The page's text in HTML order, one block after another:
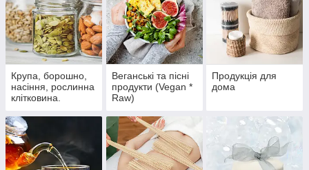
Крупа, борошно,
насіння, рослинна
клітковина.
Веганські та пісні
продукти (Vegan *
Raw)
Продукція для
дома